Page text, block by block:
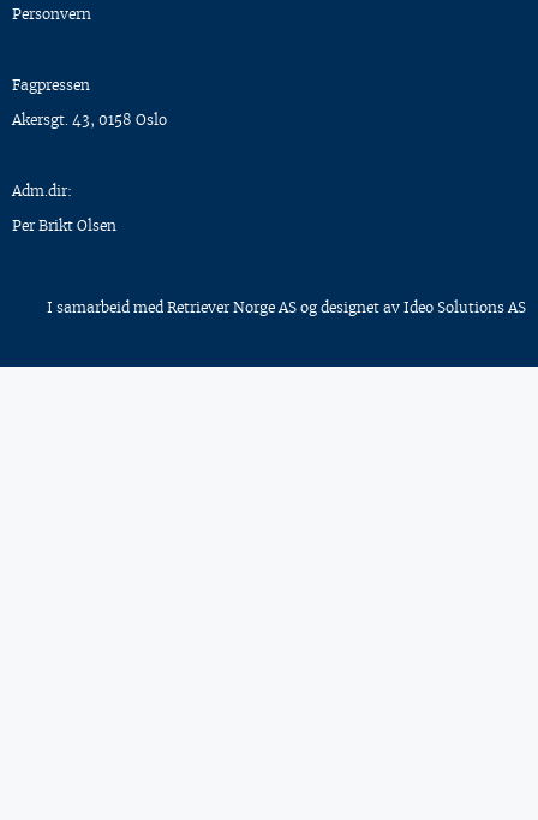
Personvern
Fagpressen
Akersgt. 43, 0158 Oslo
Adm.dir:
Per Brikt Olsen
I samarbeid med Retriever Norge AS og designet av Ideo Solutions AS